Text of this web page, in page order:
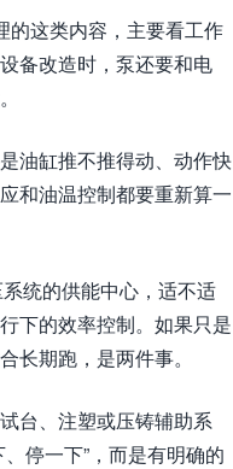
的这类内容，主要看工作
备改造时，泵还要和电
油缸推不推得动、动作快
和油温控制都要重新算一
统的供能中心，适不适
下的效率控制。如果只是
长期跑，是两件事。
台、注塑或压铸辅助系
停一下”，而是有明确的